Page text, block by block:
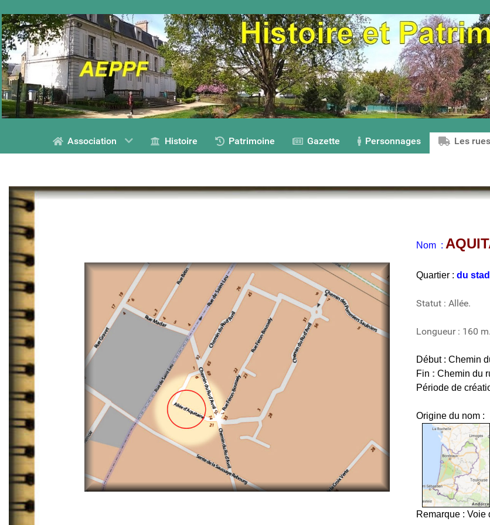
Association Histoire Patrimoine Gazette Personnages Les rues
Nom :
Quartier : du
Statut : Allée.
Longueur : 160
Début : Chemin
Fin : Chemin du
Période de
Origine du nom :
Remarque : Voie